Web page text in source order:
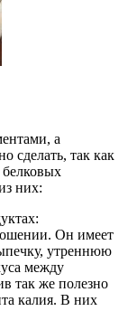
а
сделать, так как
белковых
них:
Он имеет
утреннюю
между
так же полезно
калия. В них